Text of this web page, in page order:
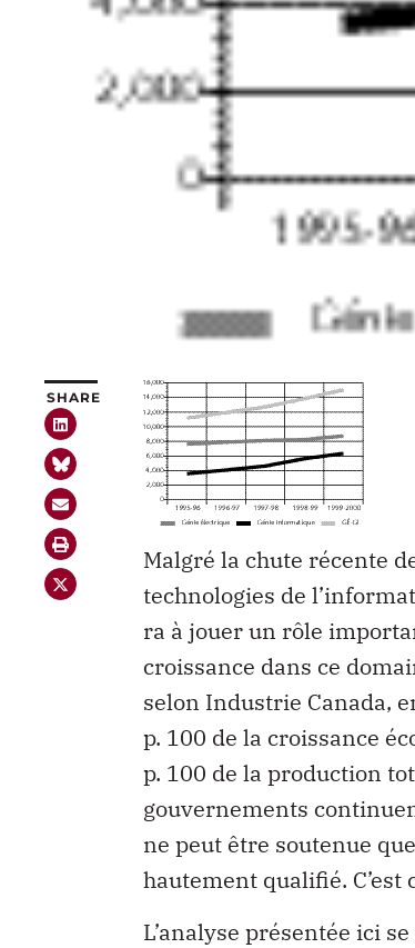
SHARE
Malgré la chute récente
technologies de
ra à jouer un rôle
croissance dans ce
selon Industrie Canada,
p. 100 de la croissance
p. 100 de la production
gouvernements
ne peut être soutenue
hautement qualifié.
L’analyse présentée ici